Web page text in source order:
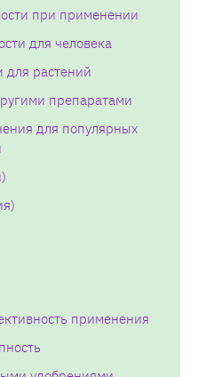
при применении
для человека
для растений
препаратами
для популярных
применения